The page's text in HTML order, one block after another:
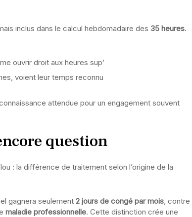
inclus dans le calcul hebdomadaire des 35 heures.
ouvrir droit aux heures sup’
voient leur temps reconnu
attendue pour un engagement souvent
question
: la différence de traitement selon l’origine de la
gagnera seulement 2 jours de congé par mois , contre
maladie professionnelle. Cette distinction crée une